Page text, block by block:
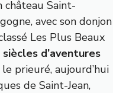
château Saint-
avec son donjon
Les Plus Beaux
siècles d’aventures
prieuré, aujourd’hui
de Saint-Jean,